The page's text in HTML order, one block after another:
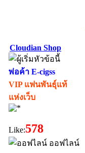
Cloudian Shop
พ่อค้า E-cigss
VIP แฟนพันธุ์แท้
แห่งเว็บ
Like:578
ออฟไลน์